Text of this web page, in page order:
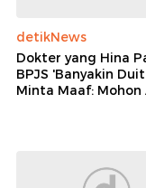
detikNews
Dokter yang Hina
BPJS 'Banyakin
Minta Maaf: Mohon